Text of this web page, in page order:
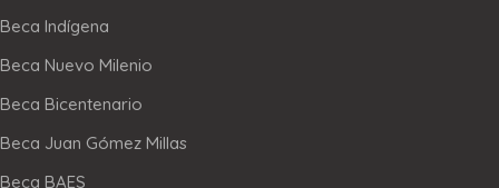
Beca Indígena
Beca Nuevo Milenio
Beca Bicentenario
Beca Juan Gómez Millas
Beca BAES